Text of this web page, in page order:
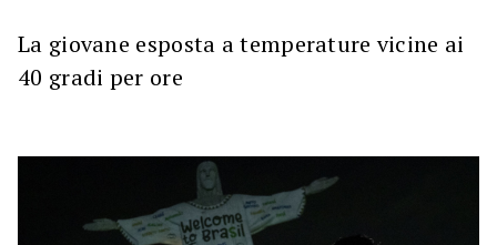
La giovane esposta a temperature vicine ai
40 gradi per ore